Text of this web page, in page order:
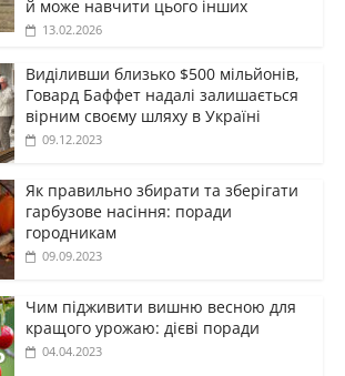
й може навчити цього інших
13.02.2026
Виділивши близько $500 мільйонів,
Говард Баффет надалі залишається
вірним своєму шляху в Україні
09.12.2023
Як правильно збирати та зберігати
гарбузове насіння: поради
городникам
09.09.2023
Чим підживити вишню весною для
кращого урожаю: дієві поради
04.04.2023